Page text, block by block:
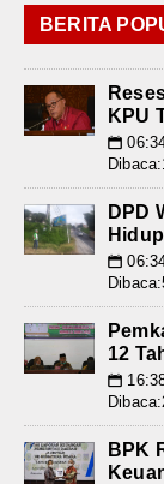
BERITA
KPU
📅
DPD
📅
12
📅
BPK